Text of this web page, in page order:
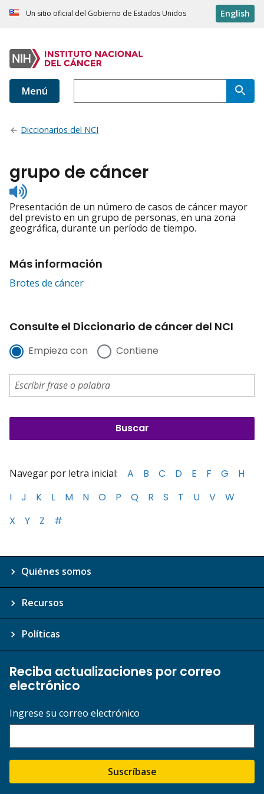
Un sitio oficial del Gobierno de Estados Unidos English
Menú
Diccionarios del NCI
grupo de cáncer
Listen
to
pronunciation
Presentación de un número de casos de cáncer mayor
del previsto en un grupo de personas, en una zona
geográfica, durante un período de tiempo.
Más información
Brotes de cáncer
Consulte el Diccionario de cáncer del NCI
Empieza con Contiene
Navegar por letra inicial: A B C D E F G
H
I
J K L M N O P Q R S T U V
W
X
Y Z #
Quiénes somos
Recursos
Políticas
Reciba actualizaciones por correo
electrónico
Ingrese su correo electrónico
Suscríbase